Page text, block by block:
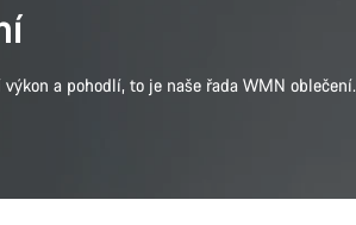
a pohodlí, to je naše řada WMN oblečení.